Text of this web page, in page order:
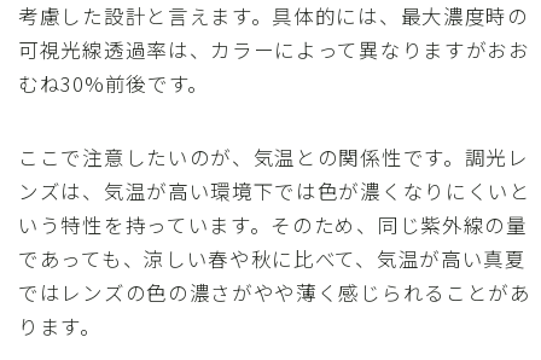
考慮した設計と言えます。具体的には、最大濃度時の
可視光線透過率は、カラーによって異なりますがおお
むね30%前後です。
ここで注意したいのが、気温との関係性です。調光レ
ンズは、気温が高い環境下では色が濃くなりにくいと
いう特性を持っています。そのため、同じ紫外線の量
であっても、涼しい春や秋に比べて、気温が高い真夏
ではレンズの色の濃さがやや薄く感じられることがあ
ります。